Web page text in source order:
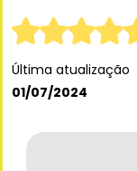
Última atualização
01/07/2024